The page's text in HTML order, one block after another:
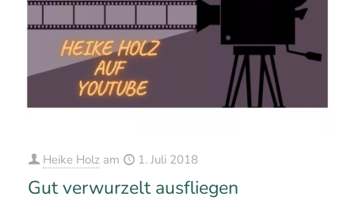
Heike Holz am 1. Juli 2018
Gut verwurzelt ausfliegen